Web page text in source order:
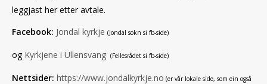
leggjast her etter avtale.
Facebook: Jondal kyrkje (Jondal sokn si fb-side)
og Kyrkjene i Ullensvang (Fellesrådet si fb-side)
Nettsider: https://www.jondalkyrkje.no (er vår lokale side, som ein også